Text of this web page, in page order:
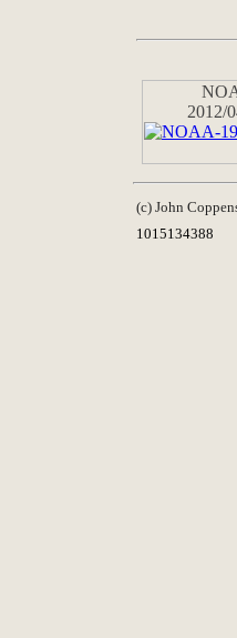
2012/
(c) John
1015134388